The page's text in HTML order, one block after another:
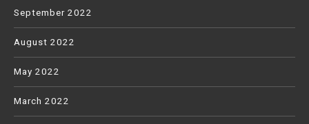
September 2022
August 2022
May 2022
March 2022